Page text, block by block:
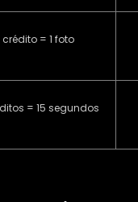
crédito = 1 foto
= 15 segundos